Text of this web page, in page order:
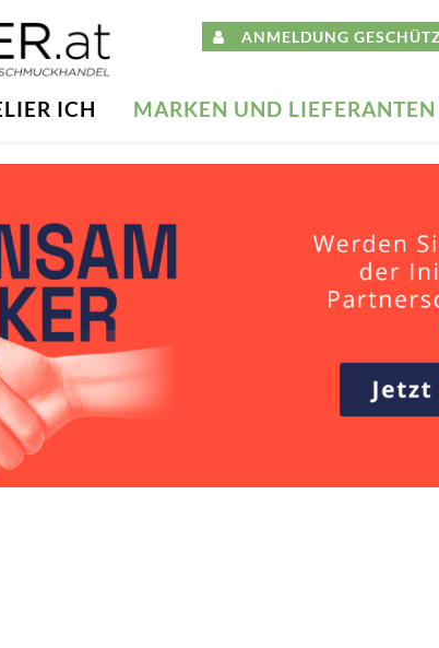
ANMELDUNG
ICH MARKEN UND